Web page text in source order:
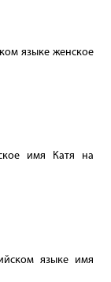
языке женское
имя Катя на
языке имя